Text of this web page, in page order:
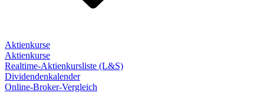
Aktienkurse
Aktienkurse
Realtime-Aktienkursliste (L&S)
Dividendenkalender
Online-Broker-Vergleich